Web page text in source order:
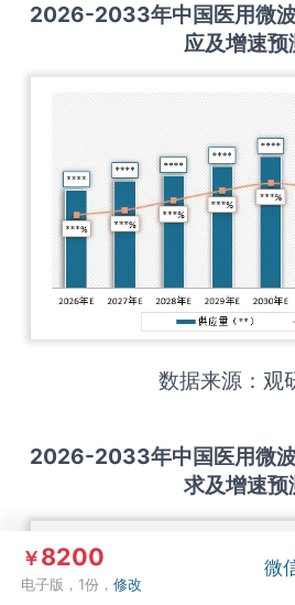
2026-2033年中国医用微
应及增速预
数据来源：观
2026-2033年中国医用微
求及增速预
￥8200
电子版，1份，修改
微